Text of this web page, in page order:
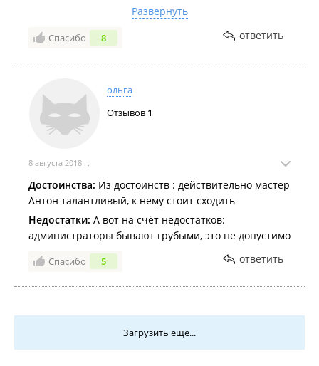
графика Антона изредка приходилось пользоваться
другими салонами, после чего я с нетерпением
дожидалась посещения именно данного салона-
только парикмахера, но и стилиста! Сколько раз я
искала свой ,,образ", а в итоге -его нашёл Антон!!!
Спасибо!!! Приходить буду ещё и ещё!!!
Развернуть
Спасибо 8 ответить
ольга
Отзывов 1
8 августа 2018 г.
Достоинства: Из достоинств : действительно мастер
Антон талантливый, к нему стоит сходить
Недостатки: А вот на счёт недостатков:
администраторы бывают грубыми, это не допустимо
Спасибо 5 ответить
Загрузить еще...